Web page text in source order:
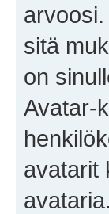
sitä
on
Avatar-
avatarit